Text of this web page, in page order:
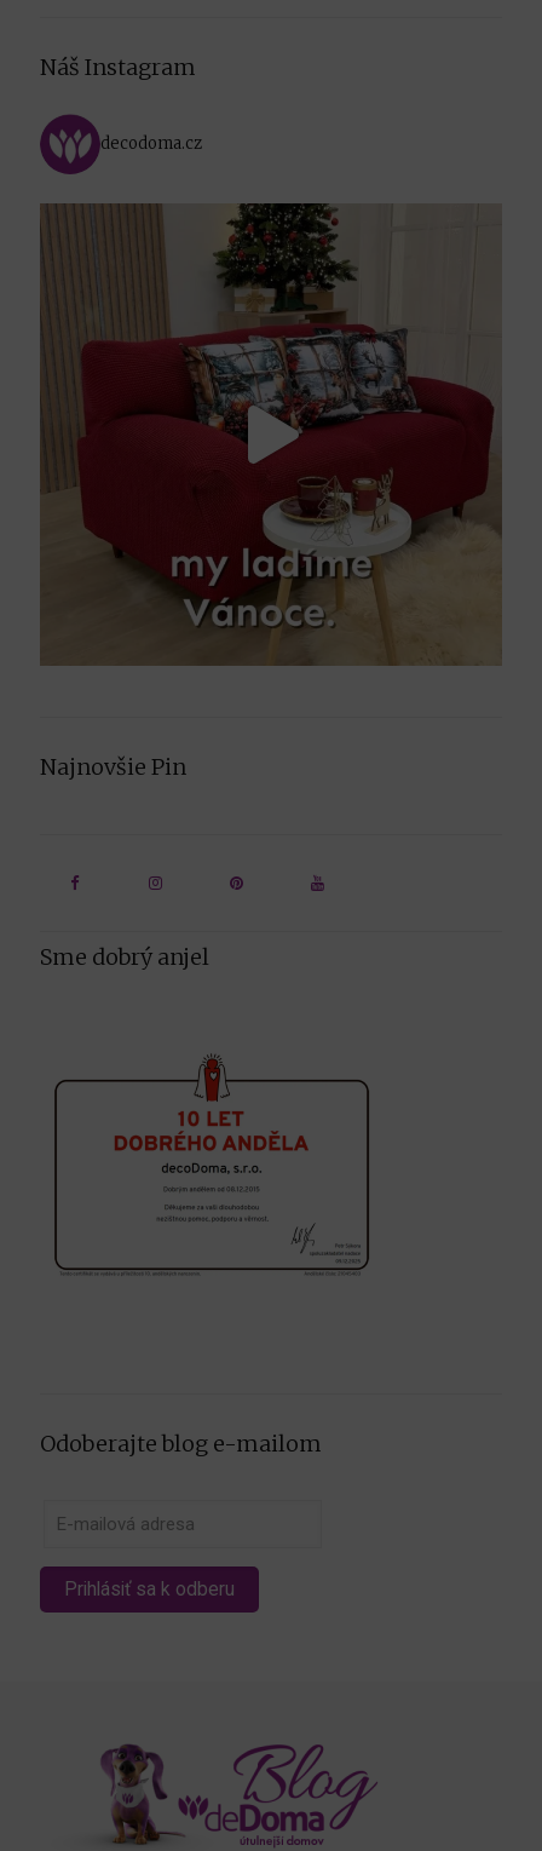
Náš Instagram
decodoma.cz
Najnovšie Pin
Sme dobrý anjel
Odoberajte blog e-mailom